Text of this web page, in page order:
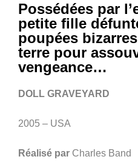
Possédées par
petite fille
poupées
terre pour
vengeance…
DOLL GRAVEYARD
2005 – USA
Réalisé par Charles Band